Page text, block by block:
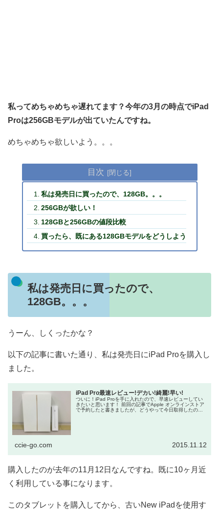
私ってめちゃめちゃ遅れてます？今年の3月の時点でiPad
Proは256GBモデルが出ていたんですね。
めちゃめちゃ欲しいよう。。。
目次
私は発売日に買ったので、128GB。。。
256GBが欲しい！
128GBと256GBの値段比較
買ったら、既にある128GBモデルをどうしよう
私は発売日に買ったので、
128GB。。。
うーん、しくったかな？
以下の記事に書いた通り、私は発売日にiPad Proを購入し
ました。
iPad Pro最速レビュー!デカい!綺麗!早い!
ついに！iPad Proを手に入れたので、早速レビューしてい
きたいと思います！ 前回の記事でApple オンラインストア
で予約したと書きましたが、どうやって今日取得したので
ccie-go.com 2015.11.12
購入したのが去年の11月12日なんですね。既に10ヶ月近
く利用している事になります。
このタブレットを購入してから、古いNew iPadを使用す